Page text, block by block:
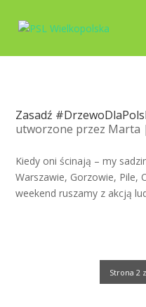
Zasadź
utworzone przez Marta
Kiedy oni ścinają – my
Warszawie, Gorzowie, Pile,
weekend ruszamy z akcją
Strona 2